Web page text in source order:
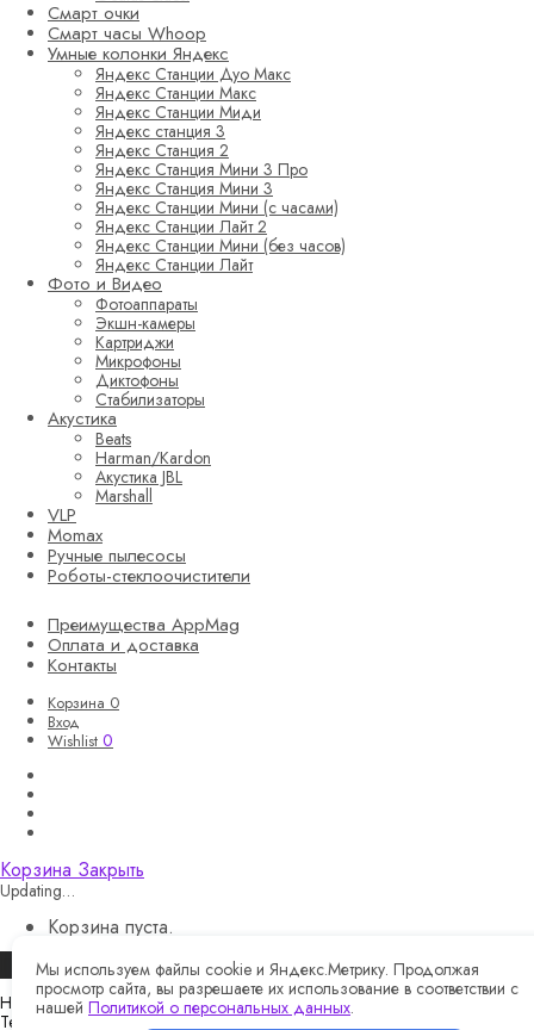
Смарт очки
Смарт часы Whoop
Умные колонки Яндекс
Яндекс Станции Дуо Макс
Яндекс Станции Макс
Яндекс Станции Миди
Яндекс станция 3
Яндекс Станция 2
Яндекс Станция Мини 3 Про
Яндекс Станция Мини 3
Яндекс Станции Мини (с часами)
Яндекс Станции Лайт 2
Яндекс Станции Мини (без часов)
Яндекс Станции Лайт
Фото и Видео
Фотоаппараты
Экшн-камеры
Картриджи
Микрофоны
Диктофоны
Стабилизаторы
Акустика
Beats
Harman/Kardon
Акустика JBL
Marshall
VLP
Momax
Ручные пылесосы
Роботы-стеклоочистители
Преимущества AppMag
Оплата и доставка
Контакты
Корзина 0
Вход
Wishlist 0
Корзина Закрыть
Updating…
Корзина пуста.
Продолжить покупки
Назад
Telegram
Мы используем файлы cookie и Яндекс.Метрику. Продолжая
просмотр сайта, вы разрешаете их использование в соответствии с
нашей Политикой о персональных данных.